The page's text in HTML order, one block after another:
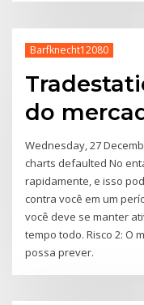
Barfknecht12080
do
Wednesday, 27
charts defaulted No
rapidamente, e isso
contra você em um
você deve se manter
tempo todo. Risco 2: O
possa prever.